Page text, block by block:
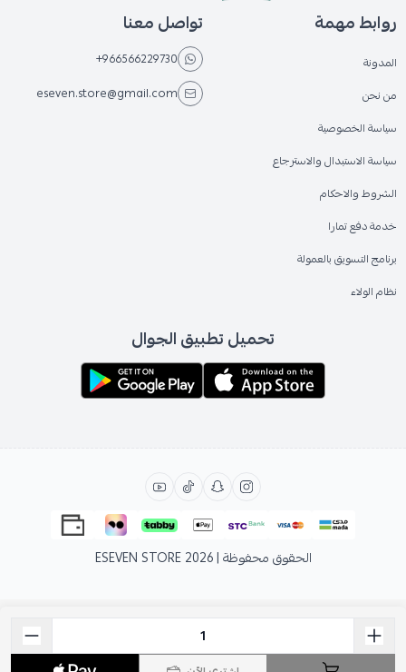
روابط مهمة
المدونة
من نحن
سياسة الخصوصية
سياسة الاستبدال والاسترجاع
الشروط والاحكام
خدمة دفع تمارا
برنامج التسويق بالعمولة
نظام الولاء
تواصل معنا
+966566229730
eseven.store@gmail.com
تحميل تطبيق الجوال
الحقوق محفوظة | 2026 ESEVEN STORE